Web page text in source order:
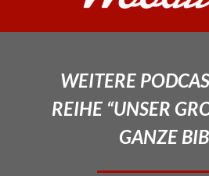
WEITERE
REIHE “UNSER
GANZE